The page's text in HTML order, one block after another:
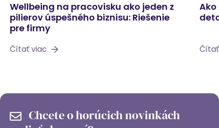
Wellbeing na pracovisku ako jeden z
pilierov úspešného biznisu: Riešenie
pre firmy
Čítať viac
Chcete o horúcich novinkách